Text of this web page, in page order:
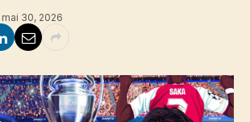
mai 30, 2026